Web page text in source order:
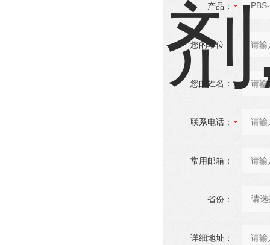
产品：
您的单位：
您的姓名：
联系电话：
常用邮箱：
省份：
详细地址：